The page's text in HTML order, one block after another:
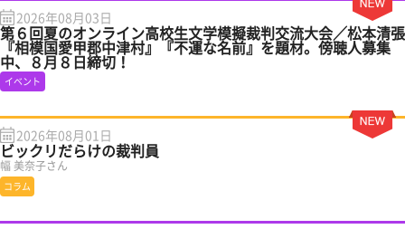
2026年08月03日
第６回夏のオンライン高校生文学模擬裁判交流大会／松本清張
『相模国愛甲郡中津村』『不運な名前』を題材。傍聴人募集
中、８月８日締切！
イベント
2026年08月01日
ビックリだらけの裁判員
幅 美奈子さん
コラム